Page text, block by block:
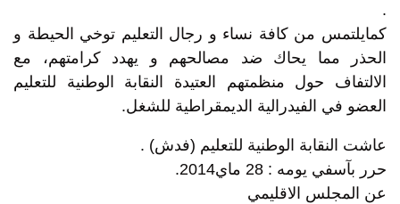
.
كمايلتمس من كافة نساء و رجال التعليم توخي الحيطة و
الحذر مما يحاك ضد مصالحهم و يهدد كرامتهم، مع
الالتفاف حول منظمتهم العتيدة النقابة الوطنية للتعليم
العضو في الفيدرالية الديمقراطية للشغل.
عاشت النقابة الوطنية للتعليم (فدش) .
حرر بآسفي يومه : 28 ماي2014.
عن المجلس الاقليمي